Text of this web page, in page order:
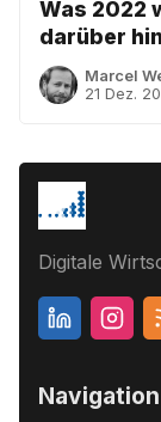
Was 2022
darüber
Marcel
21 Dez.
Digitale
Navigation